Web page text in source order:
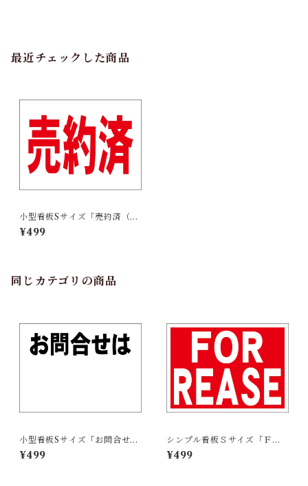
最近チェックした商品
小型看板Sサイズ「売約済（赤
字）」 屋外可【不動産】
¥499
同じカテゴリの商品
小型看板Sサイズ「お問合せは
余白付（黒字）」 屋外可【不
動産】
¥499
シンプル看板Ｓサイズ「ＦＯ
Ｒ ＲＥＡＳＥ」【不動産】屋
外可
¥499